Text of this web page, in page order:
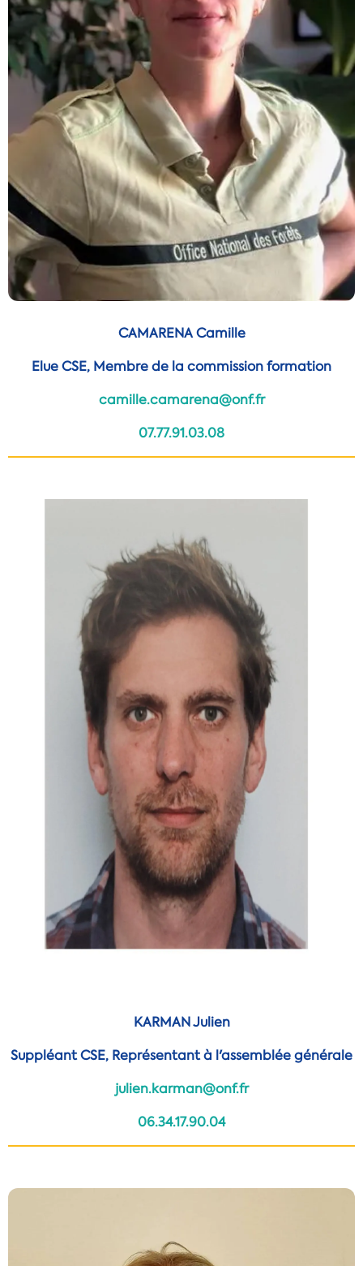
CAMARENA Camille
Elue CSE, Membre de la commission formation
camille.camarena@onf.fr
07.77.91.03.08
KARMAN Julien
Suppléant CSE, Représentant à l'assemblée générale
julien.karman@onf.fr
06.34.17.90.04